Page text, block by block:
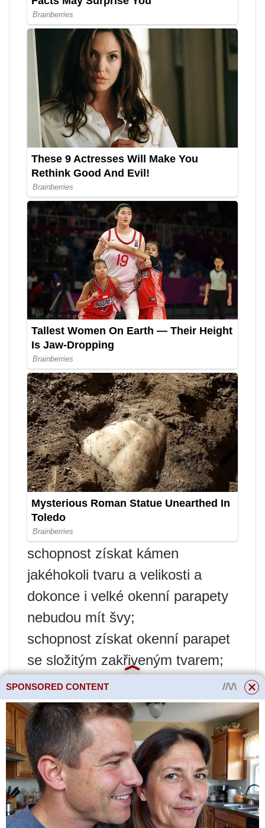
schopnost získat kámen
jakéhokoli tvaru a velikosti a
dokonce i velké okenní parapety
nebudou mít švy;
schopnost získat okenní parapet
se složitým zakřiveným tvarem;
rozmanitost designu;
vysoká odolnost proti vlhkosti,
pevnost, trvanlivost;
odolnost vůči teplotním
extrémům;
trvanlivost a barva produktu se v
průběhu času nemění;
SPONSORED CONTENT